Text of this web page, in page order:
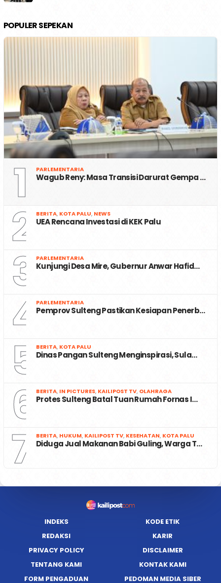
POPULER SEPEKAN
1 PARLEMENTARIA
Wagub Reny: Masa Transisi Darurat Gempa …
2 BERITA, KOTA PALU, NEWS
UEA Rencana Investasi di KEK Palu
3 PARLEMENTARIA
Kunjungi Desa Mire, Gubernur Anwar Hafid…
4 PARLEMENTARIA
Pemprov Sulteng Pastikan Kesiapan Penerb…
5 BERITA, KOTA PALU
Dinas Pangan Sulteng Menginspirasi, Sula…
6 BERITA, IN PICTURES, KAILIPOST TV, OLAHRAGA
Protes Sulteng Batal Tuan Rumah Fornas I…
7 BERITA, HUKUM, KAILIPOST TV, KESEHATAN, KOTA PALU
Diduga Jual Makanan Babi Guling, Warga T…
INDEKS
KODE ETIK
REDAKSI
KARIR
PRIVACY POLICY
DISCLAIMER
TENTANG KAMI
KONTAK KAMI
FORM PENGADUAN
PEDOMAN MEDIA SIBER